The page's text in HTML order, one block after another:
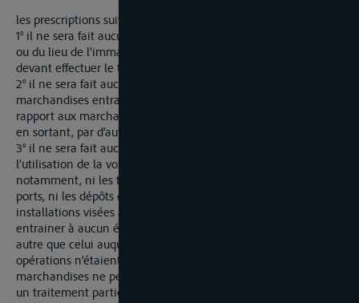
les prescriptions suivantes seront réservées
1° il ne sera fait aucune discrimination en raison du pavillon
ou du lieu de l’immatriculation du bâtiment ayant effectué ou
devant effectuer le transport,
2° il ne sera fait aucune discrimination à l’encontre des
marchandises entrant ou sortant par la voie du Rhin, par
rapport aux marchandises entrant dans le même territoire, ou
en sortant, par d’autres voies de transport,
3° il ne sera fait aucune discrimination en raison de
l’utilisation de la voie navigable et des ports du Rhin,
notamment, ni les transbordements sur cette voie ou dans ces
ports, ni les dépôts dans des entrepôts ou dans les
installations visées à l’article 23, alinéa 3, ne peuvent
entrainer à aucun égard pour les marchandises un traitement
autre que celui auquel elles eussent été assujetties si lesdites
opérations n’étaient pas intervenues. De même, les
marchandises ne peuvent, à aucun moment, être soumises à
un traitement particulier en raison de leur passage par une